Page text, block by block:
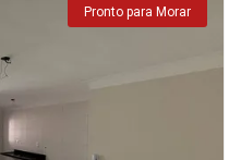
Pronto para Morar